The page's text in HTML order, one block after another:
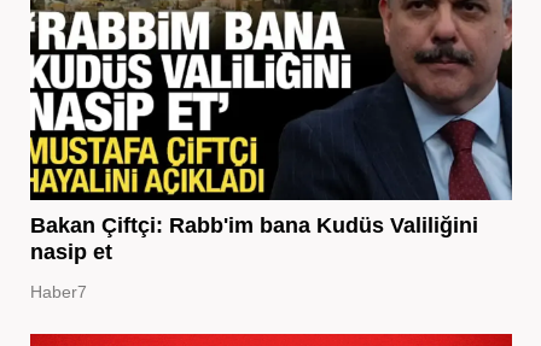
Bakan Çiftçi: Rabb'im bana Kudüs Valiliğini
nasip et
Haber7